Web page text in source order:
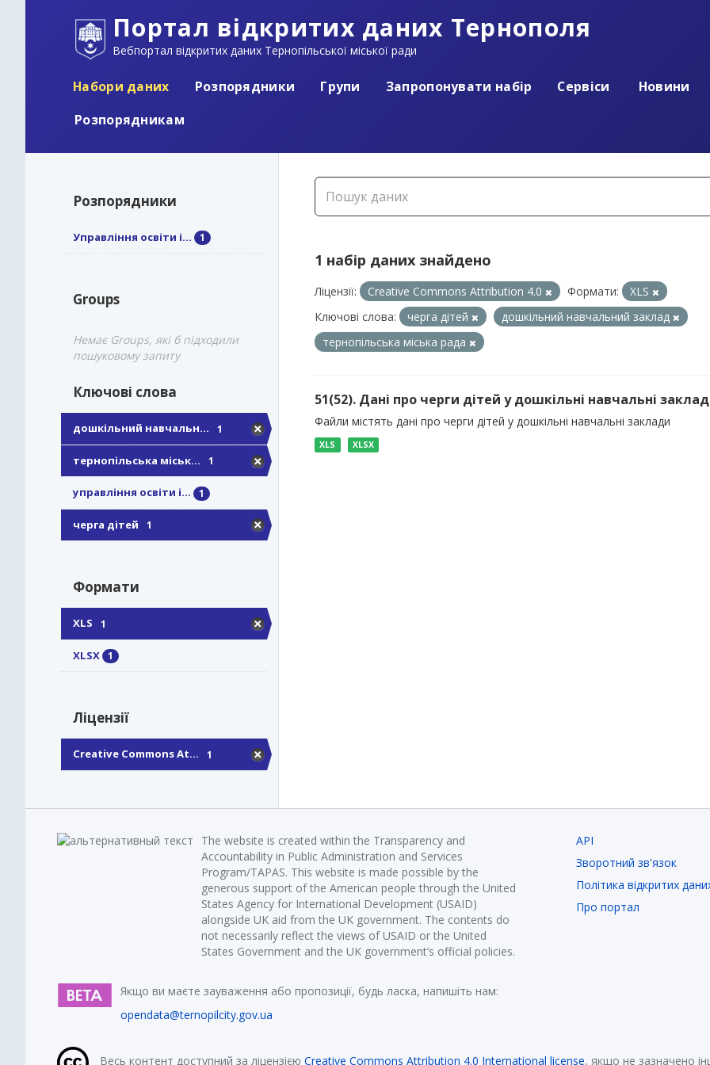
Портал відкритих даних Тернополя
Вебпортал відкритих даних Тернопільської міської ради
Набори даних Розпорядники Групи Запропонувати набір Сервіси
Новини
Розпорядникам
Розпорядники
Управління освіти і... 1
Groups
Немає Groups, які б підходили
пошуковому запиту
Ключові слова
дошкільний навчальн... 1
тернопільська міськ... 1
управління освіти і... 1
черга дітей 1
Формати
XLS 1
XLSX 1
Ліцензії
Creative Commons At... 1
1 набір даних знайдено
Ліцензії: Creative Commons Attribution 4.0 Формати:
XLS
Ключові слова:
черга дітей
дошкільний навчальний заклад
тернопільська міська рада
51(52). Дані про черги дітей у дошкільні навчальні
Файли містять дані про черги дітей у дошкільні навчальні заклади
XLS XLSX
The website is created within the Transparency and
Accountability in Public Administration and Services
Program/TAPAS. This website is made possible by the
generous support of the American people through the United
States Agency for International Development (USAID)
alongside UK aid from the UK government. The contents do
not necessarily reflect the views of USAID or the United
States Government and the UK government’s official policies.
Якщо ви маєте зауваження або пропозиції, будь ласка, напишіть нам:
opendata@ternopilcity.gov.ua
API
Зворотний зв'язок
Політика відкритих
Про портал
Весь контент доступний за ліцензією Creative Commons Attribution 4.0 International license, якщо не зазначено